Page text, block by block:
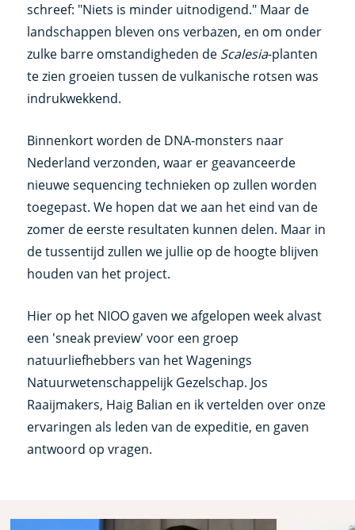
schreef: "Niets is minder uitnodigend." Maar de
landschappen bleven ons verbazen, en om onder
zulke barre omstandigheden de Scalesia-planten
te zien groeien tussen de vulkanische rotsen was
indrukwekkend.
Binnenkort worden de DNA-monsters naar
Nederland verzonden, waar er geavanceerde
nieuwe sequencing technieken op zullen worden
toegepast. We hopen dat we aan het eind van de
zomer de eerste resultaten kunnen delen. Maar in
de tussentijd zullen we jullie op de hoogte blijven
houden van het project.
Hier op het NIOO gaven we afgelopen week alvast
een 'sneak preview' voor een groep
natuurliefhebbers van het Wagenings
Natuurwetenschappelijk Gezelschap. Jos
Raaijmakers, Haig Balian en ik vertelden over onze
ervaringen als leden van de expeditie, en gaven
antwoord op vragen.